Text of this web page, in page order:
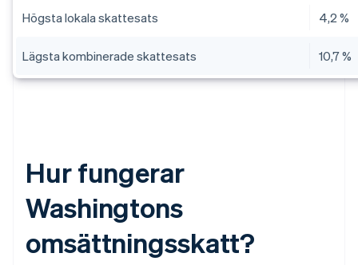
Högsta lokala skattesats 4,2 %
Lägsta kombinerade skattesats 10,7 %
Hur fungerar
Washingtons
omsättningsskatt?